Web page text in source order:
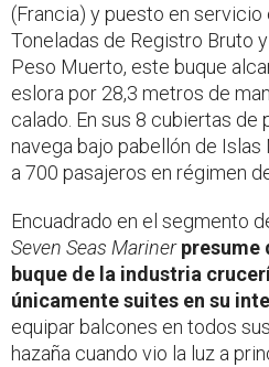
(Francia) y puesto en servicio
Toneladas de Registro Bruto
Peso Muerto, este buque
eslora por 28,3 metros de
calado. En sus 8 cubiertas de
navega bajo pabellón de
a 700 pasajeros en régimen
Encuadrado en el segmento
Seven Seas Mariner presume
buque de la industria
únicamente suites en su
equipar balcones en todos
hazaña cuando vio la luz a